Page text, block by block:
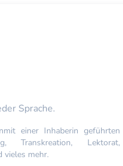
Sprache.
einer Inhaberin geführten
Transkreation, Lektorat,
vieles mehr.